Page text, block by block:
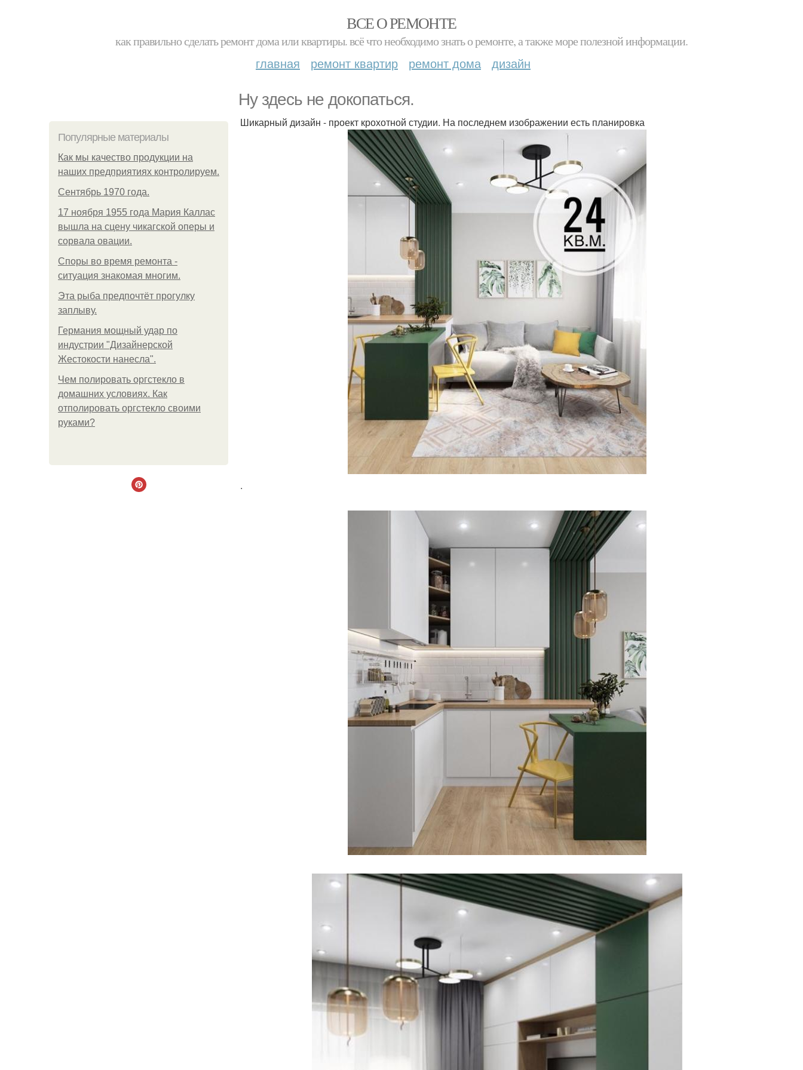
ВСЕ О РЕМОНТЕ
как правильно сделать ремонт дома или квартиры. всё что необходимо знать о ремонте, а также море полезной информации.
главная ремонт квартир ремонт дома дизайн
Ну здесь не докопаться.
Популярные материалы
Как мы качество продукции на
наших предприятиях контролируем.
Сентябрь 1970 года.
17 ноября 1955 года Мария Каллас
вышла на сцену чикагской оперы и
сорвала овации.
Споры во время ремонта -
ситуация знакомая многим.
Эта рыба предпочтёт прогулку
заплыву.
Германия мощный удар по
индустрии "Дизайнерской
Жестокости нанесла".
Чем полировать оргстекло в
домашних условиях. Как
отполировать оргстекло своими
руками?
Шикарный дизайн - проект крохотной студии. На последнем изображении есть планировка
.